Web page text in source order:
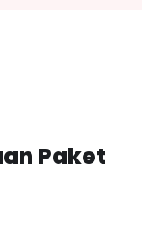
Paket